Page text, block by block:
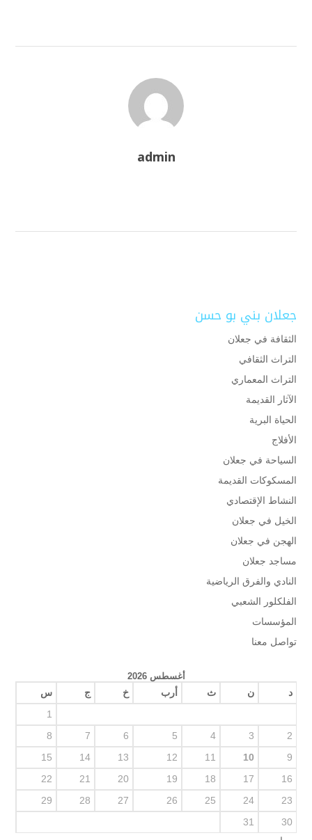
admin
جعلان بني بو حسن
الثقافة في جعلان
التراث الثقافي
التراث المعماري
الآثار القديمة
الحياة البرية
الأفلاج
السياحة في جعلان
المسكوكات القديمة
النشاط الإقتصادي
الخيل في جعلان
الهجن في جعلان
مساجد جعلان
النادي والفرق الرياضية
الفلكلور الشعبي
المؤسسات
تواصل معنا
أغسطس 2026
د ن ث أرب خ ج
س
1
2
3
4
5
6
7
8
9
10
11
12
13
14
15
16
17
18
19
20
21
22
23
24
25
26
27
28
29
30
31